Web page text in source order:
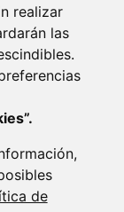
realizar
las
de
EXTERNO AL